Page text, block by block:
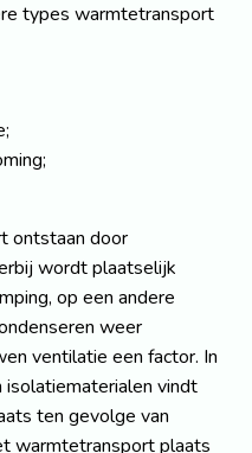
types warmtetransport
ontstaan door
wordt plaatselijk
op een andere
weer
ventilatie een factor. In
isolatiematerialen vindt
ten gevolge van
warmtetransport plaats